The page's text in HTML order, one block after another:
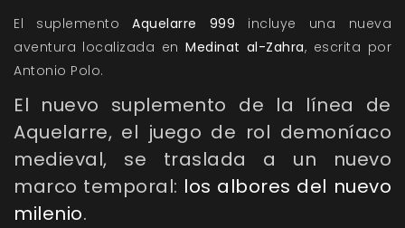
El suplementoAquelarre 999 incluye una nueva
aventura localizada en Medinat al-Zahra, escrita por
Antonio Polo.
El nuevo suplemento de la línea de
Aquelarre, el juego de rol demoníaco
medieval, se traslada a un nuevo
marco temporal: los albores del nuevo
milenio.